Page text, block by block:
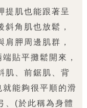
提肌也能跟著呈
斜角肌也放鬆，
肩胛周邊肌群，
貼平攤鬆開來，
肌、前鋸肌、背
能夠很平順的滑
、(於此稱為身體